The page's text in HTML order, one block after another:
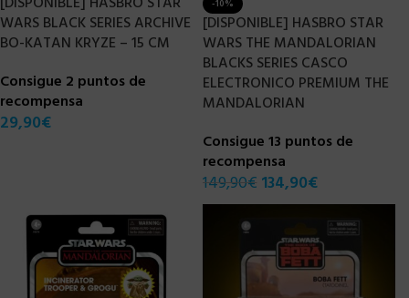
WARS BLACK SERIES ARCHIVE
BO-KATAN KRYZE – 15 CM
Consigue 2 puntos de
recompensa
29,90€
-10%
[DISPONIBLE] HASBRO STAR
WARS THE MANDALORIAN
BLACKS SERIES CASCO
ELECTRONICO PREMIUM THE
MANDALORIAN
Consigue 13 puntos de
recompensa
149,90€ 134,90€